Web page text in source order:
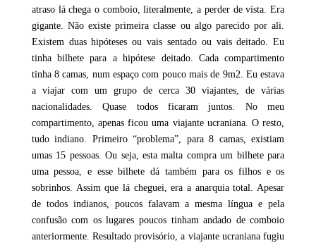
atraso lá chega o comboio, literalmente, a perder de vista. Era
gigante. Não existe primeira classe ou algo parecido por ali.
Existem duas hipóteses ou vais sentado ou vais deitado. Eu
tinha bilhete para a hipótese deitado. Cada compartimento
tinha 8 camas, num espaço com pouco mais de 9m2. Eu estava
a viajar com um grupo de cerca 30 viajantes, de várias
nacionalidades. Quase todos ficaram juntos. No meu
compartimento, apenas ficou uma viajante ucraniana. O resto,
tudo indiano. Primeiro “problema”, para 8 camas, existiam
umas 15 pessoas. Ou seja, esta malta compra um bilhete para
uma pessoa, e esse bilhete dá também para os filhos e os
sobrinhos. Assim que lá cheguei, era a anarquia total. Apesar
de todos indianos, poucos falavam a mesma língua e pela
confusão com os lugares poucos tinham andado de comboio
anteriormente. Resultado provisório, a viajante ucraniana fugiu